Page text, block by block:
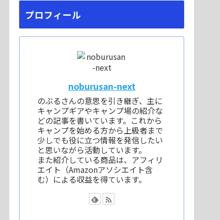
プロフィール
noburusan-next
のぶるさんの意思を引き継ぎ、主に
キャンプギアやキャンプ場の紹介な
どの記事を書いています。これから
キャンプを始める方から上級者まで
少しでも役に立つ情報を発信したい
と思いながら活動しています。
また紹介している商品は、アフィリ
エイト（Amazonアソシエイト含
む）による収益を得ています。